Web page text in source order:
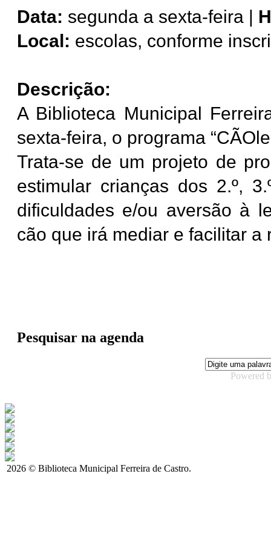
Data: segunda a sexta-feira |
Local: escolas, conforme
Descrição:
A Biblioteca Municipal
sexta-feira, o programa
Trata-se de um projeto de
estimular crianças dos 2.º,
dificuldades e/ou aversão à
cão que irá mediar e facilitar
Pesquisar na agenda
Powered
2026 © Biblioteca Municipal Ferreira de Castro.